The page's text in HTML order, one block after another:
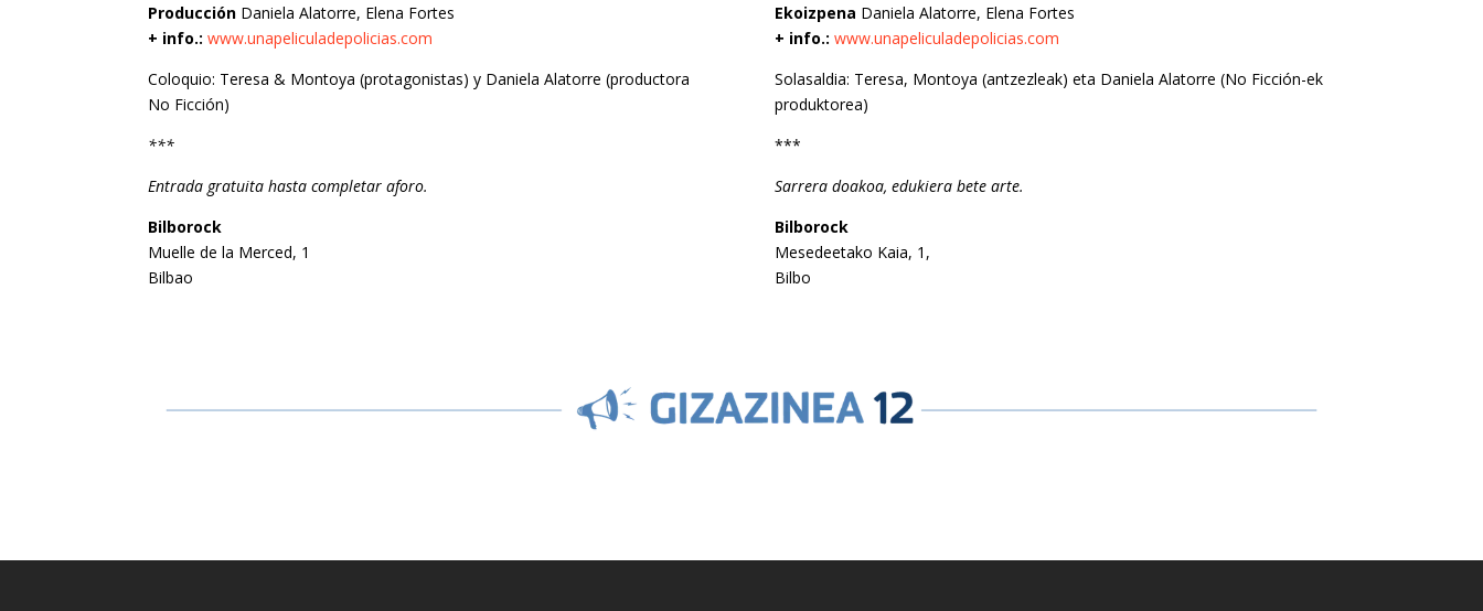
Producción Daniela Alatorre, Elena Fortes
+ info.:www.unapeliculadepolicias.com
Coloquio: Teresa & Montoya (protagonistas) y Daniela Alatorre (productora
No Ficción)
***
Entrada gratuita hasta completar aforo.
Bilborock
Muelle de la Merced, 1
Bilbao
Ekoizpena Daniela Alatorre, Elena Fortes
+ info.: www.unapeliculadepolicias.com
Solasaldia: Teresa, Montoya (antzezleak) eta Daniela Alatorre (No Ficción-ek
produktorea)
***
Sarrera doakoa, edukiera bete arte.
Bilborock
Mesedeetako Kaia, 1,
Bilbo